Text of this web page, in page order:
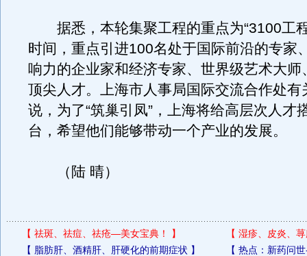
据悉，本轮集聚工程的重点为“3100工
时间，重点引进100名处于国际前沿的专家
响力的企业家和经济专家、世界级艺术大师
顶尖人才。上海市人事局国际交流合作处有
说，为了“筑巢引凤”，上海将给高层次人才
台，希望他们能够带动一个产业的发展。
（陆 晴）
【 祛斑、祛痘、祛疮—美女宝典！ 】 【 湿疹、皮炎、
【 脂肪肝、酒精肝、肝硬化的前期症状 】 【 热点：新药问